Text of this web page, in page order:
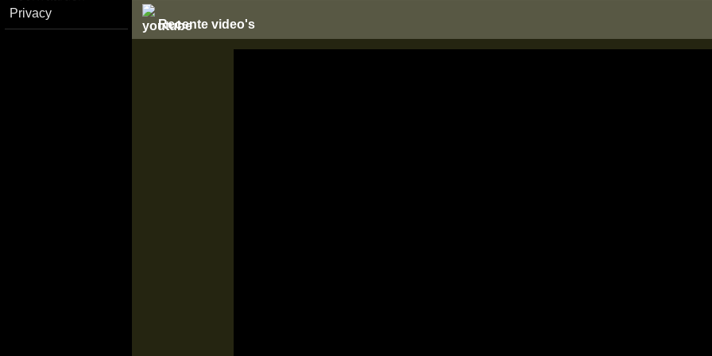
Privacy
Recente video's